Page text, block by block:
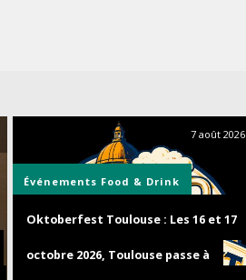
7 août 2026
Événements Food & Drink
Oktoberfest Toulouse : Les 16 et 17
octobre 2026, Toulouse passe à